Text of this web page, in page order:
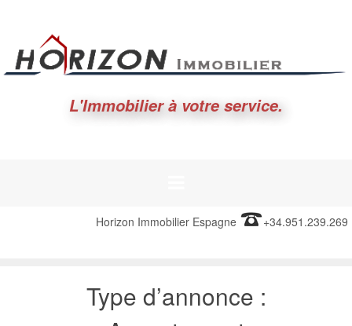
L'Immobilier à votre service.
Horizon Immobilier Espagne +34.951.239.269
Type d’annonce :